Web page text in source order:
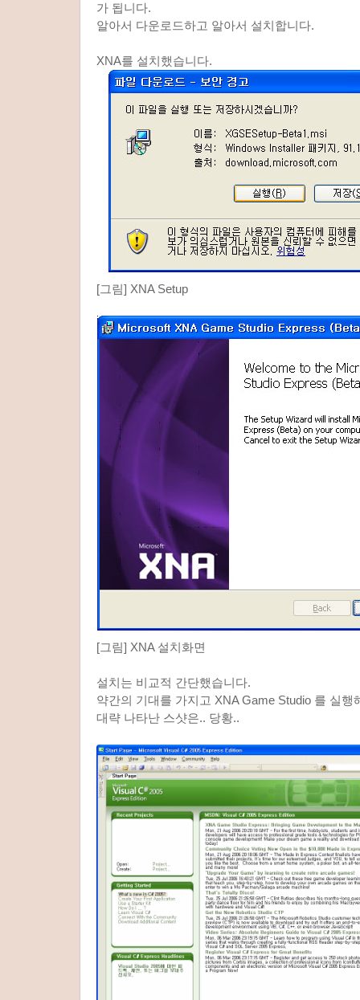
가 됩니다.
알아서 다운로드하고 알아서 설치합니다.
XNA를 설치했습니다.
[그림] XNA Setup
[그림] XNA 설치화면
설치는 비교적 간단했습니다.
약간의 기대를 가지고 XNA Game Studio 를 실행
대략 나타난 스샷은.. 당황..